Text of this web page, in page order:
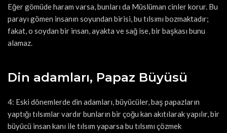
Eğer gömüde haram varsa, bunları da Müslüman cinler korur. Bu
parayı gömen insanın soyundan birisi, bu tılsımı bozmaktadır;
fakat, o soydan bir insan, ayakta ve sağ ise, bir başkası bunu
alamaz.
Din adamları, Papaz Büyüsü
4: Eski dönemlerde din adamları, büyücüler, baş papazların
yaptığı tılsımlar vardır bunların bir çoğu kan akıtılarak yapılır, bir
büyücü insan kanı ile tılsım yaparsa bu tılsımı çözmek